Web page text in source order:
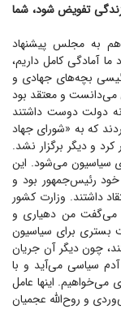
تفویض شود، شما
به مجلس پیشنهاد
آمادگی کامل داریم،
بچه‌های جهادی و
می‌دانست و معتقد بود
دولت دوست داشتند
که به «شورای جهاد
و دیگر برگزار نشد.
سیاسیون می‌شود. این
رئیس‌جمهور بود و
داشتند. وزارت کشور
و می‌گفت من دهیاری و
بستری برای سیاسیون
چون دیگر آن جریان
آدم سیاسی می‌آید و با
می‌خواهیم. اینها عامل
و روح‌الله عجمیان